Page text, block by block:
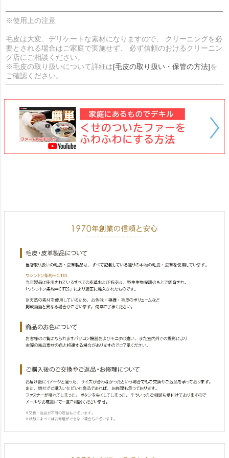
※使用上の注意
毛皮は大変、デリケートな素材になりますので、 クリーニングを必
要とされる場合はご家庭で実施せず、 必ず信頼のおけるクリーニン
グ店にご相談ください。
※毛皮の取り扱いについて詳細は[毛皮の取り扱い・保管の方法]を
ご確認ください。